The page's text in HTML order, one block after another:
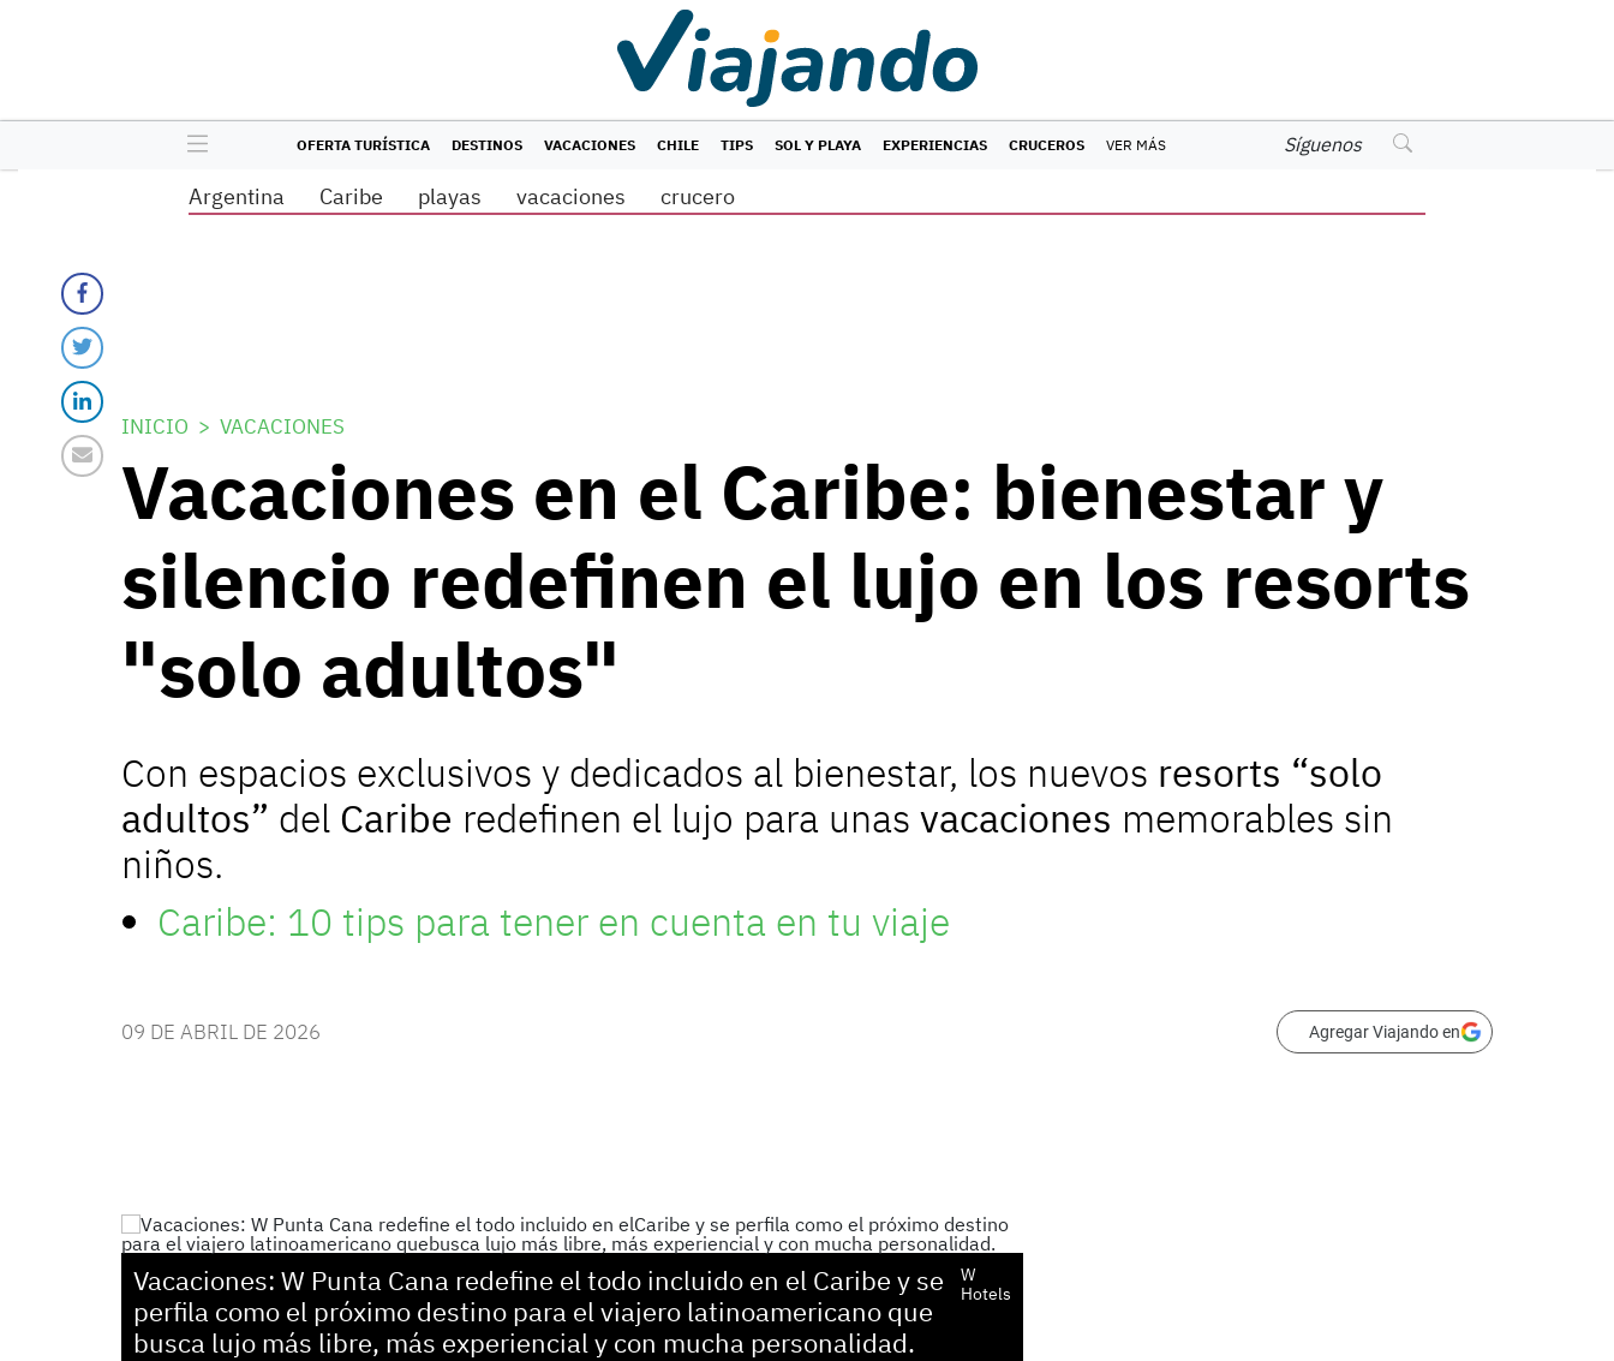
OFERTA TURÍSTICA DESTINOS VACACIONES CHILE TIPS SOL Y PLAYA EXPERIENCIAS CRUCEROS VER MÁS Síguenos
Argentina Caribe playas vacaciones crucero
INICIO VACACIONES
Vacaciones en el Caribe: bienestar y
silencio redefinen el lujo en los resorts
"solo adultos"
Con espacios exclusivos y dedicados al bienestar, los nuevos resorts “solo
adultos” del Caribe redefinen el lujo para unas vacaciones memorables sin
niños.
Caribe: 10 tips para tener en cuenta en tu viaje
09 DE ABRIL DE 2026 Agregar Viajando en
Vacaciones: W Punta Cana redefine el todo incluido en el Caribe y se
perfila como el próximo destino para el viajero latinoamericano que
busca lujo más libre, más experiencial y con mucha personalidad.
W
Hotels